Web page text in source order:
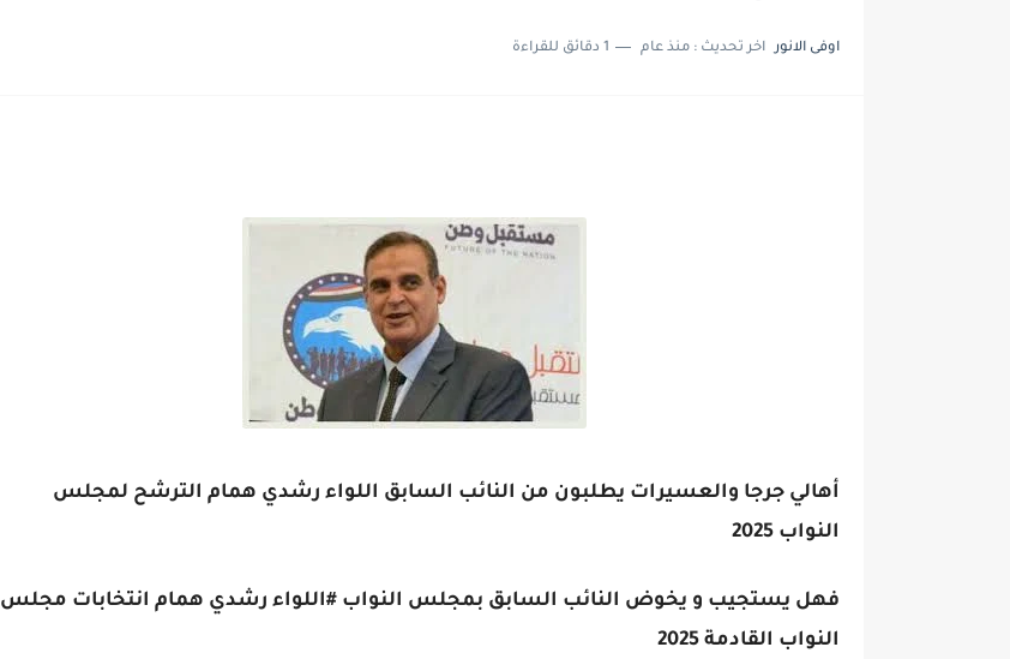
اوفى الانور اخر تحديث : منذ عام 1 دقائق للقراءة
أهالي جرجا والعسيرات يطلبون من النائب السابق اللواء رشدي همام الترشح لمجلس
النواب 2025
فهل يستجيب و يخوض النائب السابق بمجلس النواب #اللواء رشدي همام انتخابات مجلس
النواب القادمة 2025